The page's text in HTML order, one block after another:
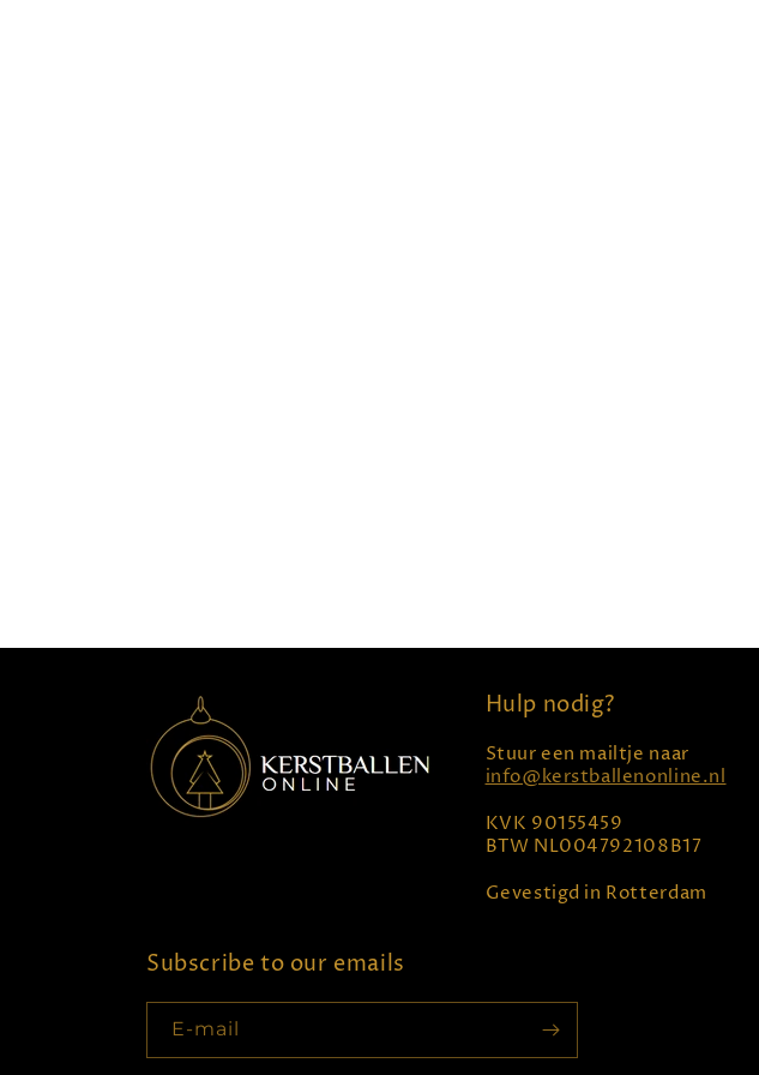
Hulp nodig?
Stuur een mailtje naar
info@kerstballenonline.nl
KVK 90155459
BTW NL004792108B17
Gevestigd in Rotterdam
Subscribe to our emails
E‑mail